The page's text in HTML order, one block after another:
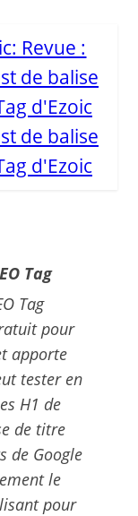
de balise
d'Ezoic
Tag
Tag
pour
apporte
tester en
H1 de
de titre
de Google
le
pour